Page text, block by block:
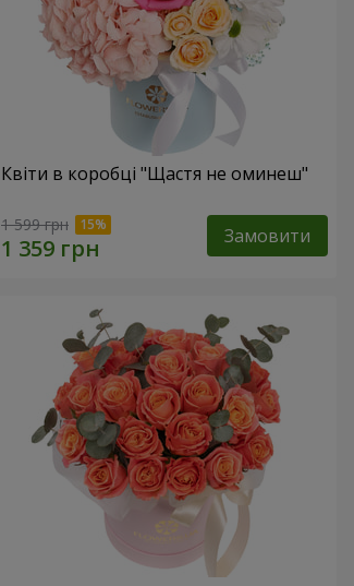
Квіти в коробці "Щастя не оминеш"
1 599 грн Замовити